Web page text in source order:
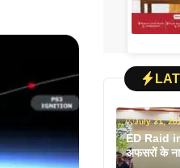
July 31,
ED Raid
अफसरों के